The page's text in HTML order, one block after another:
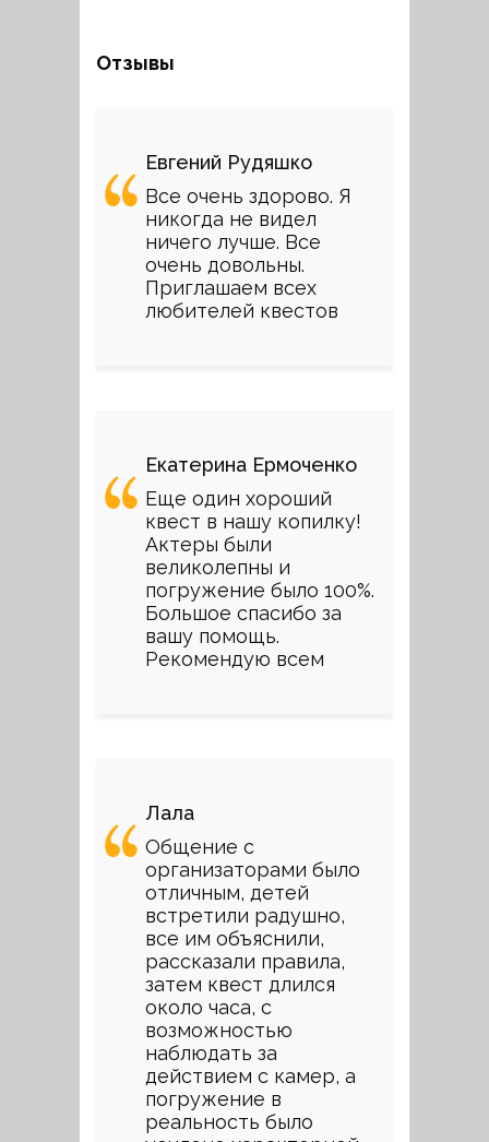
Отзывы
Евгений Рудяшко
Все очень здорово. Я
никогда не видел
ничего лучше. Все
очень довольны.
Приглашаем всех
любителей квестов
Екатерина Ермоченко
Еще один хороший
квест в нашу копилку!
Актеры были
великолепны и
погружение было 100%.
Большое спасибо за
вашу помощь.
Рекомендую всем
Лала
Общение с
организаторами было
отличным, детей
встретили радушно,
все им объяснили,
рассказали правила,
затем квест длился
около часа, с
возможностью
наблюдать за
действием с камер, а
погружение в
реальность было